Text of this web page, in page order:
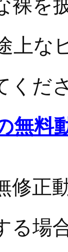
裸を
上な
くだ
無料
正
る場